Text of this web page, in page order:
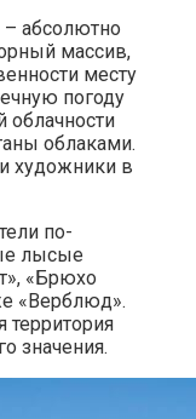
абсолютно
массив,
месту
погоду
облачности
облаками.
художники в
по-
лысые
«Брюхо
«Верблюд».
территория
значения.